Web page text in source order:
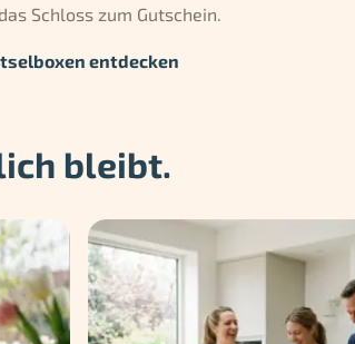
Schloss zum Gutschein.
entdecken
bleibt.